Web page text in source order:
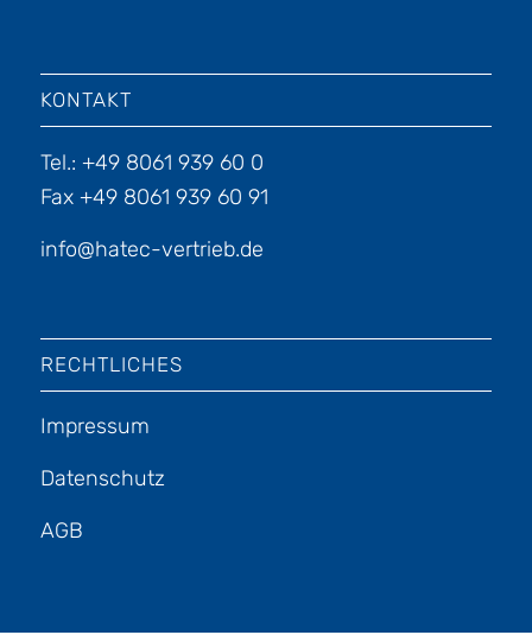
KONTAKT
Tel.: +49 8061 939 60 0
Fax +49 8061 939 60 91
info@hatec-vertrieb.de
RECHTLICHES
Impressum
Datenschutz
AGB